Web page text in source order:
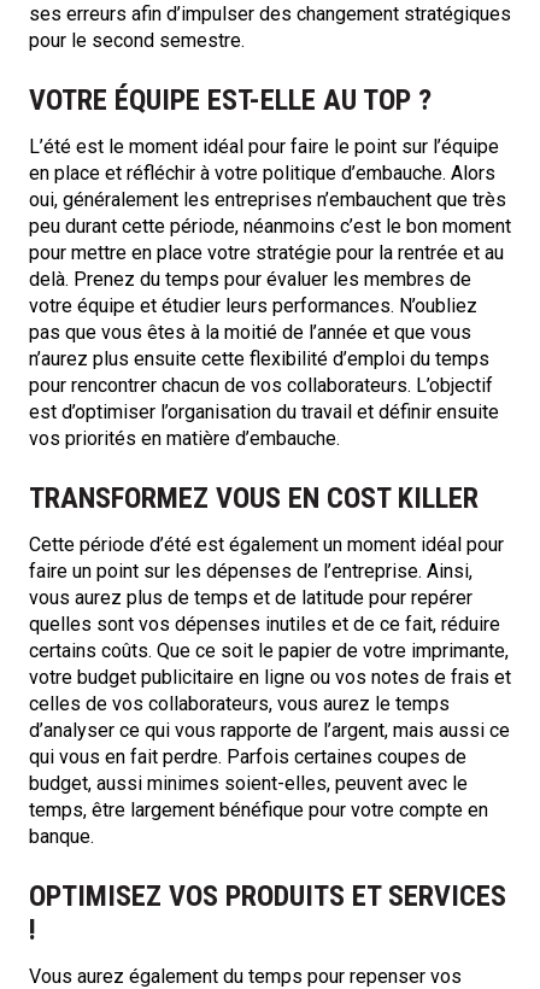
ses erreurs afin d’impulser des changement stratégiques
pour le second semestre.
VOTRE ÉQUIPE EST-ELLE AU TOP ?
L’été est le moment idéal pour faire le point sur l’équipe
en place et réfléchir à votre politique d’embauche. Alors
oui, généralement les entreprises n’embauchent que très
peu durant cette période, néanmoins c’est le bon moment
pour mettre en place votre stratégie pour la rentrée et au
delà. Prenez du temps pour évaluer les membres de
votre équipe et étudier leurs performances. N’oubliez
pas que vous êtes à la moitié de l’année et que vous
n’aurez plus ensuite cette flexibilité d’emploi du temps
pour rencontrer chacun de vos collaborateurs. L’objectif
est d’optimiser l’organisation du travail et définir ensuite
vos priorités en matière d’embauche.
TRANSFORMEZ VOUS EN COST KILLER
Cette période d’été est également un moment idéal pour
faire un point sur les dépenses de l’entreprise. Ainsi,
vous aurez plus de temps et de latitude pour repérer
quelles sont vos dépenses inutiles et de ce fait, réduire
certains coûts. Que ce soit le papier de votre imprimante,
votre budget publicitaire en ligne ou vos notes de frais et
celles de vos collaborateurs, vous aurez le temps
d’analyser ce qui vous rapporte de l’argent, mais aussi ce
qui vous en fait perdre. Parfois certaines coupes de
budget, aussi minimes soient-elles, peuvent avec le
temps, être largement bénéfique pour votre compte en
banque.
OPTIMISEZ VOS PRODUITS ET SERVICES
!
Vous aurez également du temps pour repenser vos